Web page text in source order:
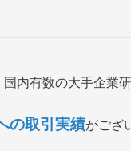
内有数の大手企業
の取引実績がござ